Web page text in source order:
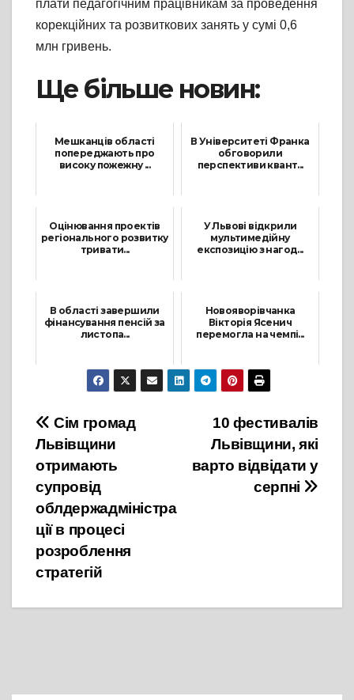
плати педагогічним працівникам за проведення
корекційних та розвиткових занять у сумі 0,6
млн гривень.
Ще більше новин:
Мешканців області
попереджають про
високу пожежну ...
В Університеті Франка
обговорили
перспективи квант...
Оцінювання проектів
регіонального розвитку
тривати...
У Львові відкрили
мультимедійну
експозицію з нагод...
В області завершили
фінансування пенсій за
листопа...
26 Листопада, 2021
Новояворівчанка
Вікторія Ясенич
перемогла на чемпі...
16 Лютого, 2022
Навігація
записів
10 фестивалів
Львівщини, які
варто відвідати у
серпні
Сім громад
Львівщини
отримають
супровід
облдержадміністра
ції в процесі
розроблення
стратегій